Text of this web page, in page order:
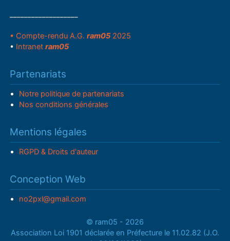
• Compte-rendu A.G.ram05 2025
• Intranetram05
Partenariats
Notre politique de partenariats
Nos conditions générales
Mentions légales
RGPD & Droits d'auteur
Conception Web
no2pxl@gmail.com
© ram05 - 2026
Association Loi 1901 déclarée en Préfecture le 11.02.82 (J.O.